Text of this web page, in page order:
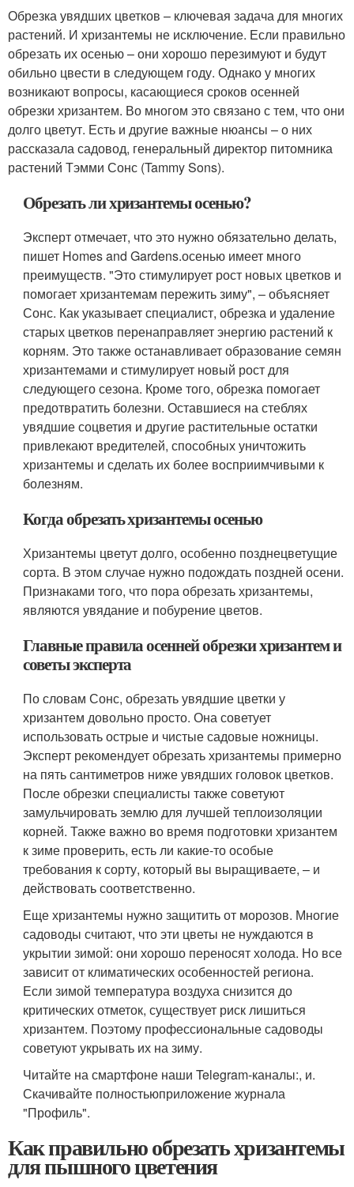
Обрезка увядших цветков – ключевая задача для многих
растений. И хризантемы не исключение. Если правильно
обрезать их осенью – они хорошо перезимуют и будут
обильно цвести в следующем году. Однако у многих
возникают вопросы, касающиеся сроков осенней
обрезки хризантем. Во многом это связано с тем, что они
долго цветут. Есть и другие важные нюансы – о них
рассказала садовод, генеральный директор питомника
растений Тэмми Сонс (Tammy Sons).
Обрезать ли хризантемы осенью?
Эксперт отмечает, что это нужно обязательно делать,
пишет Homes and Gardens.осенью имеет много
преимуществ. "Это стимулирует рост новых цветков и
помогает хризантемам пережить зиму", – объясняет
Сонс. Как указывает специалист, обрезка и удаление
старых цветков перенаправляет энергию растений к
корням. Это также останавливает образование семян
хризантемами и стимулирует новый рост для
следующего сезона. Кроме того, обрезка помогает
предотвратить болезни. Оставшиеся на стеблях
увядшие соцветия и другие растительные остатки
привлекают вредителей, способных уничтожить
хризантемы и сделать их более восприимчивыми к
болезням.
Когда обрезать хризантемы осенью
Хризантемы цветут долго, особенно позднецветущие
сорта. В этом случае нужно подождать поздней осени.
Признаками того, что пора обрезать хризантемы,
являются увядание и побурение цветов.
Главные правила осенней обрезки хризантем и
советы эксперта
По словам Сонс, обрезать увядшие цветки у
хризантем довольно просто. Она советует
использовать острые и чистые садовые ножницы.
Эксперт рекомендует обрезать хризантемы примерно
на пять сантиметров ниже увядших головок цветков.
После обрезки специалисты также советуют
замульчировать землю для лучшей теплоизоляции
корней. Также важно во время подготовки хризантем
к зиме проверить, есть ли какие-то особые
требования к сорту, который вы выращиваете, – и
действовать соответственно.
Еще хризантемы нужно защитить от морозов. Многие
садоводы считают, что эти цветы не нуждаются в
укрытии зимой: они хорошо переносят холода. Но все
зависит от климатических особенностей региона.
Если зимой температура воздуха снизится до
критических отметок, существует риск лишиться
хризантем. Поэтому профессиональные садоводы
советуют укрывать их на зиму.
Читайте на смартфоне наши Telegram-каналы:, и.
Скачивайте полностьюприложение журнала
"Профиль".
Как правильно обрезать хризантемы
для пышного цветения